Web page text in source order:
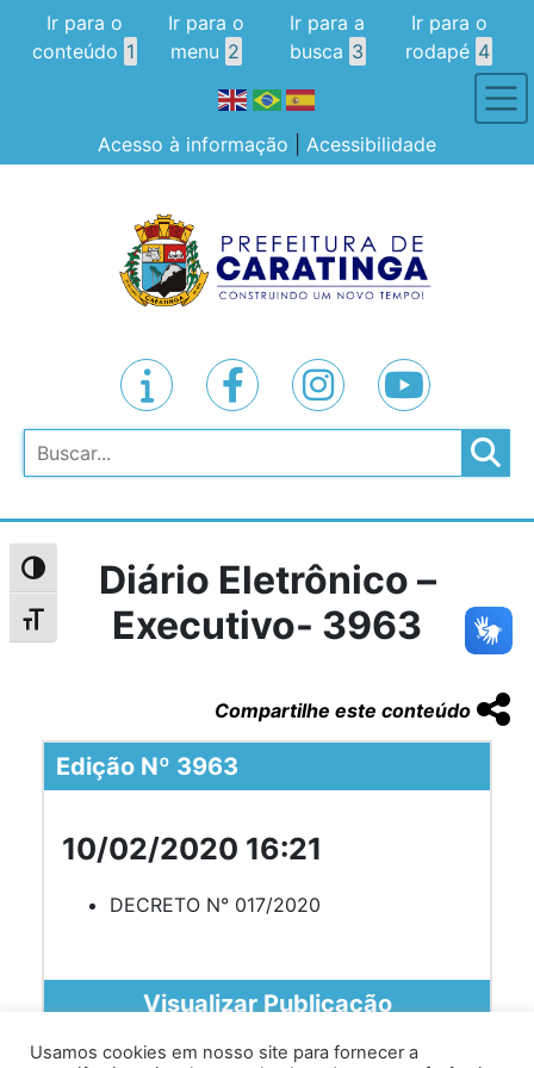
Alternar alto contraste
Alternar tamanho da fonte
Ir para o
conteúdo 1
Ir para o
menu 2
Ir para a
busca 3
Ir para o
rodapé 4
Acesso à informação Acessibilidade
Pesquisar
Diário Eletrônico –
Executivo- 3963
Compartilhe este conteúdo
Edição Nº 3963
10/02/2020 16:21
DECRETO N° 017/2020
Visualizar Publicação
Usamos cookies em nosso site para fornecer a